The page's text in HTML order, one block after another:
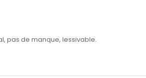
pas de manque, lessivable.